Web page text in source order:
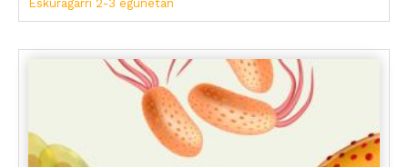
Eskuragarri 2-3 egunetan